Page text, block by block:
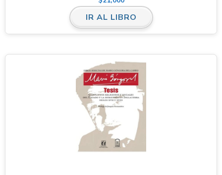
IR AL LIBRO